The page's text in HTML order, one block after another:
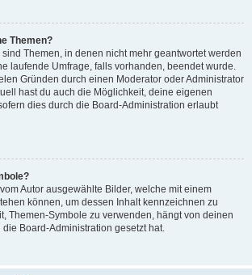
Themen?
Themen, in denen nicht mehr geantwortet werden
laufende Umfrage, falls vorhanden, beendet wurde.
Gründen durch einen Moderator oder Administrator
hast du auch die Möglichkeit, deine eigenen
dies durch die Board-Administration erlaubt
Autor ausgewählte Bilder, welche mit einem
können, um dessen Inhalt kennzeichnen zu
Themen-Symbole zu verwenden, hängt von deinen
Board-Administration gesetzt hat.